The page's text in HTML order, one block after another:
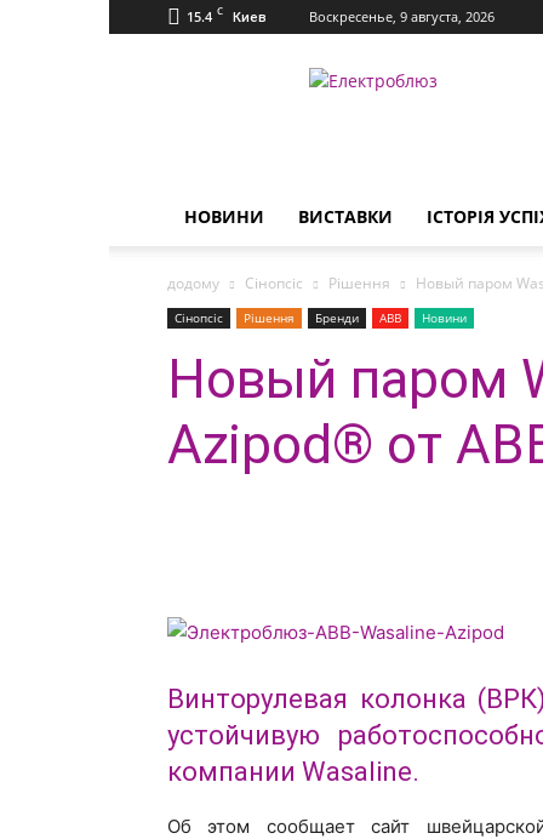
15.4 C Киев Воскресенье, 9 августа, 2026
Електроблюз
НОВИНИ ВИСТАВКИ ІСТОРІЯ
додому Сінопсіс Рішення Новый паром
Сінопсіс Рішення Бренди ABB Новини
Новый паром
Azipod® от
Винторулевая колонка
устойчивую
компании Wasaline.
Об этом сообщает сайт